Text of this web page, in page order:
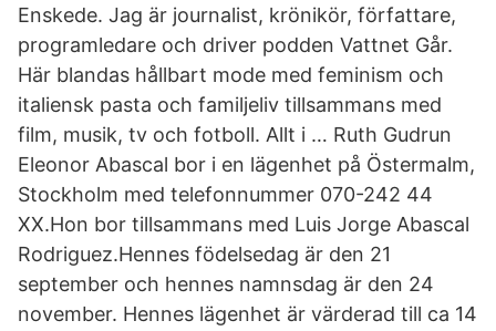
Enskede. Jag är journalist, krönikör, författare,
programledare och driver podden Vattnet Går.
Här blandas hållbart mode med feminism och
italiensk pasta och familjeliv tillsammans med
film, musik, tv och fotboll. Allt i … Ruth Gudrun
Eleonor Abascal bor i en lägenhet på Östermalm,
Stockholm med telefonnummer 070-242 44
XX.Hon bor tillsammans med Luis Jorge Abascal
Rodriguez.Hennes födelsedag är den 21
september och hennes namnsdag är den 24
november. Hennes lägenhet är värderad till ca 14